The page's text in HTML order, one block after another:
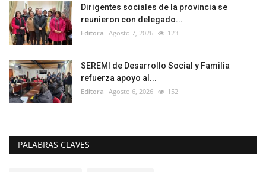
Dirigentes sociales de la provincia se
reunieron con delegado...
Editora Agosto 7, 2026 123
SEREMI de Desarrollo Social y Familia
refuerza apoyo al...
Editora Agosto 6, 2026 152
PALABRAS CLAVES